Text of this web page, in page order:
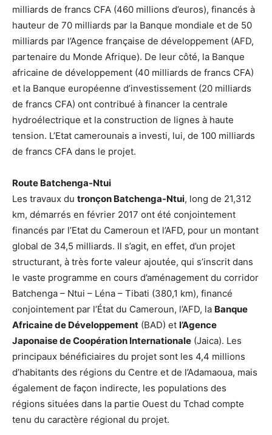
milliards de francs CFA (460 millions d’euros), financés à
hauteur de 70 milliards par la Banque mondiale et de 50
milliards par l’Agence française de développement (AFD,
partenaire du Monde Afrique). De leur côté, la Banque
africaine de développement (40 milliards de francs CFA)
et la Banque européenne d’investissement (20 milliards
de francs CFA) ont contribué à financer la centrale
hydroélectrique et la construction de lignes à haute
tension. L’Etat camerounais a investi, lui, de 100 milliards
de francs CFA dans le projet.
Route Batchenga-Ntui
Les travaux du tronçon Batchenga-Ntui, long de 21,312
km, démarrés en février 2017 ont été conjointement
financés par l’Etat du Cameroun et l’AFD, pour un montant
global de 34,5 milliards. Il s’agit, en effet, d’un projet
structurant, à très forte valeur ajoutée, qui s’inscrit dans
le vaste programme en cours d’aménagement du corridor
Batchenga – Ntui – Léna – Tibati (380,1 km), financé
conjointement par l’État du Cameroun, l’AFD, la Banque
Africaine de Développement (BAD) et l’Agence
Japonaise de Coopération Internationale (Jaica). Les
principaux bénéficiaires du projet sont les 4,4 millions
d’habitants des régions du Centre et de l’Adamaoua, mais
également de façon indirecte, les populations des
régions situées dans la partie Ouest du Tchad compte
tenu du caractère régional du projet.